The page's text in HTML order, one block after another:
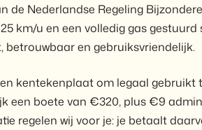
de Nederlandse Regeling
km/u en een volledig gas
betrouwbaar en gebruiksvriendelijk.
kentekenplaat om legaal gebruikt
een boete van €320, plus €9
regelen wij voor je: je betaalt